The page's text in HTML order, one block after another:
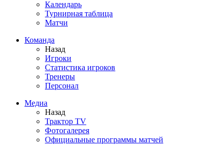
Календарь
Турнирная таблица
Матчи
Команда
Назад
Игроки
Статистика игроков
Тренеры
Персонал
Медиа
Назад
Трактор TV
Фотогалерея
Официальные программы матчей